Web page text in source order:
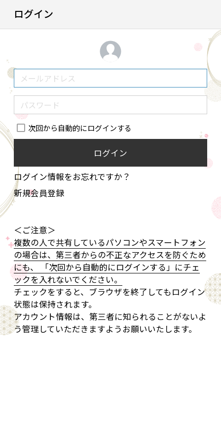
ログイン
次回から自動的にログインする
ログイン
ログイン情報をお忘れですか？
新規会員登録
＜ご注意＞
複数の人で共有しているパソコンやスマートフォン
の場合は、第三者からの不正なアクセスを防ぐため
にも、 「次回から自動的にログインする」にチェ
ックを入れないでください。
チェックをすると、ブラウザを終了してもログイン
状態は保持されます。
アカウント情報は、第三者に知られることがないよ
う管理していただきますようお願いいたします。